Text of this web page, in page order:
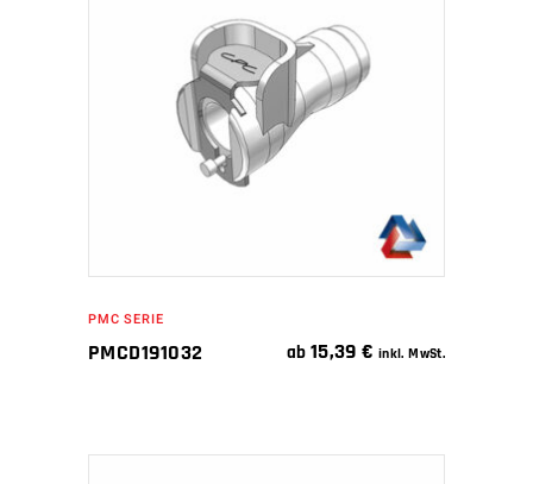
WEITERLESEN
PMC SERIE
PMCD191032 ab 15,39€ inkl. MwSt.